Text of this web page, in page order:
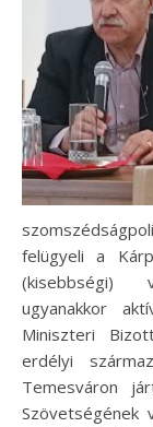
felügyeli a
(kisebbségi)
ugyanakkor
Miniszteri
erdélyi
Temesváron
Szövetségének